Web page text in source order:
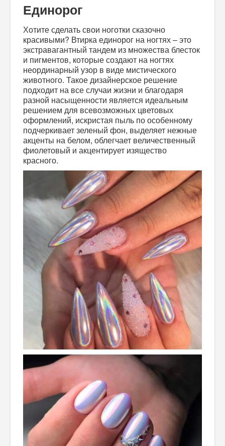
Единорог
Хотите сделать свои ноготки сказочно
красивыми? Втирка единорог на ногтях– это
экстравагантный тандем из множества блесток
и пигментов, которые создают на ногтях
неординарный узор в виде мистического
животного. Такое дизайнерское решение
подходит на все случаи жизни и благодаря
разной насыщенности является идеальным
решением для всевозможных цветовых
оформлений, искристая пыль по особенному
подчеркивает зеленый фон, выделяет нежные
акценты на белом, облегчает величественный
фиолетовый и акцентирует изящество
красного.